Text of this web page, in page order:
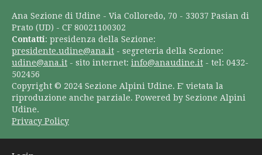
Ana Sezione di Udine - Via Colloredo, 70 - 33037 Pasian di
Prato (UD) - CF 80021100302
Contatti: presidenza della Sezione:
presidente.udine@ana.it - segreteria della Sezione:
udine@ana.it - sito internet: info@anaudine.it - tel: 0432-
502456
Copyright © 2024 Sezione Alpini Udine. E' vietata la
riproduzione anche parziale. Powered by Sezione Alpini
Udine.
Privacy Policy